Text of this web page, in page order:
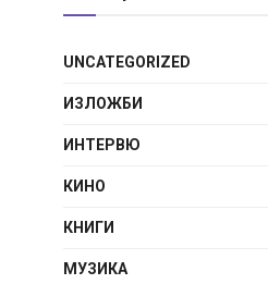
UNCATEGORIZED
ИЗЛОЖБИ
ИНТЕРВЮ
КИНО
КНИГИ
МУЗИКА